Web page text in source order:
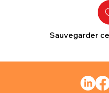
Sauvegarder